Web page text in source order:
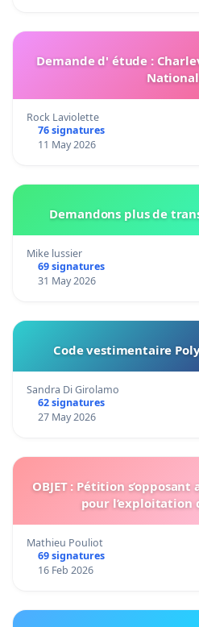
Demande d' étude :
Rock Laviolette
76 signatures
11 May 2026
Demandons plus de
Mike lussier
69 signatures
31 May 2026
Code vestimentaire
Sandra Di Girolamo
62 signatures
27 May 2026
OBJET : Pétition
pour l’exploitation
Mathieu Pouliot
69 signatures
16 Feb 2026